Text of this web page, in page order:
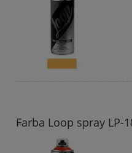
Farba Loop spray LP-